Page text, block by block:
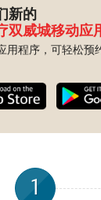
新的
双威城移动应
用程序，可轻松预
1